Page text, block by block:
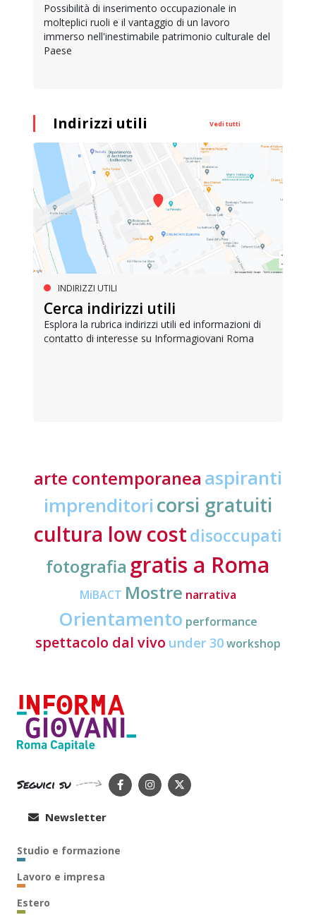
Possibilità di inserimento occupazionale in
molteplici ruoli e il vantaggio di un lavoro
immerso nell'inestimabile patrimonio culturale del
Paese
Indirizzi utili Vedi tutti
INDIRIZZI UTILI
Cerca indirizzi utili
Esplora la rubrica indirizzi utili ed informazioni di
contatto di interesse su Informagiovani Roma
arte contemporanea aspiranti
imprenditori corsi gratuiti
cultura low costdisoccupati
fotografia gratis a Roma
MiBACT Mostre narrativa
Orientamento performance
spettacolo dal vivo under 30workshop
Seguici su
Newsletter
Studio e formazione
Lavoro e impresa
Estero